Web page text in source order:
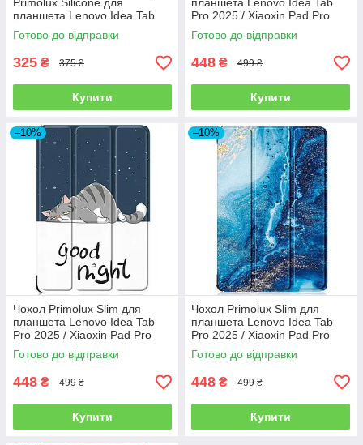
Primolux Silicone для
планшета Lenovo Idea Tab
Pro 2025 / Xiaoxin Pad Pro
2nd 12.7" - Clear
Готово до відправки
325 ₴ 375 ₴
Купити
планшета Lenovo Idea Tab
Pro 2025 / Xiaoxin Pad Pro
2nd 12.7" - Dark Blue
Готово до відправки
448 ₴ 499 ₴
Купити
–10%
Чохол Primolux Slim для
планшета Lenovo Idea Tab
Pro 2025 / Xiaoxin Pad Pro
2nd 12.7" - Good Night
Готово до відправки
448 ₴ 499 ₴
Купити
–10%
Чохол Primolux Slim для
планшета Lenovo Idea Tab
Pro 2025 / Xiaoxin Pad Pro
2nd 12.7" - Ocean
Готово до відправки
448 ₴ 499 ₴
Купити